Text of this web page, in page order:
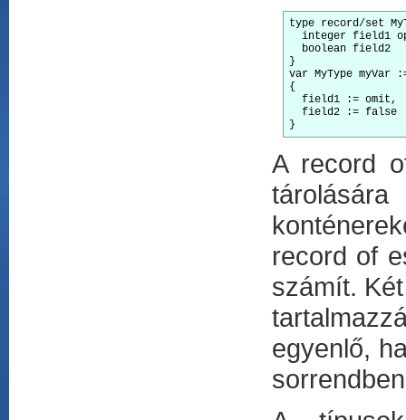
type record/set
integer field1
  boolean field2
}
var MyType myVar
{
  field1 := omit,
  field2 := false
A record
record of
számít.
egyenlő,